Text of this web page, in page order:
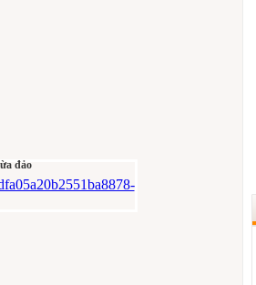
đảo